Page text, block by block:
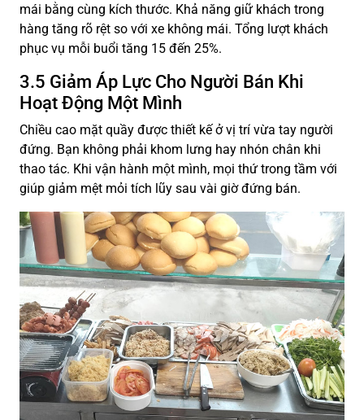
mái bằng cùng kích thước. Khả năng giữ khách trong
hàng tăng rõ rệt so với xe không mái. Tổng lượt khách
phục vụ mỗi buổi tăng 15 đến 25%.
3.5 Giảm Áp Lực Cho Người Bán Khi
Hoạt Động Một Mình
Chiều cao mặt quầy được thiết kế ở vị trí vừa tay người
đứng. Bạn không phải khom lưng hay nhón chân khi
thao tác. Khi vận hành một mình, mọi thứ trong tầm với
giúp giảm mệt mỏi tích lũy sau vài giờ đứng bán.